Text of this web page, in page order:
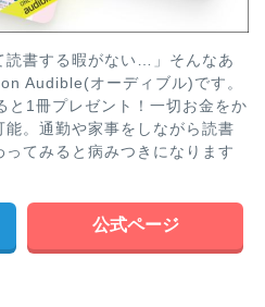
読書する暇がない…」そんなあ
Audible(オーディブル)です。
と1冊プレゼント！一切お金をか
。通勤や家事をしながら読書
てみると病みつきになります
公式ページ